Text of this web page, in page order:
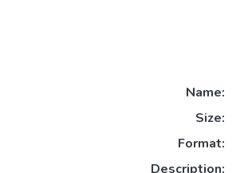
Name:
Size:
Format:
Description: